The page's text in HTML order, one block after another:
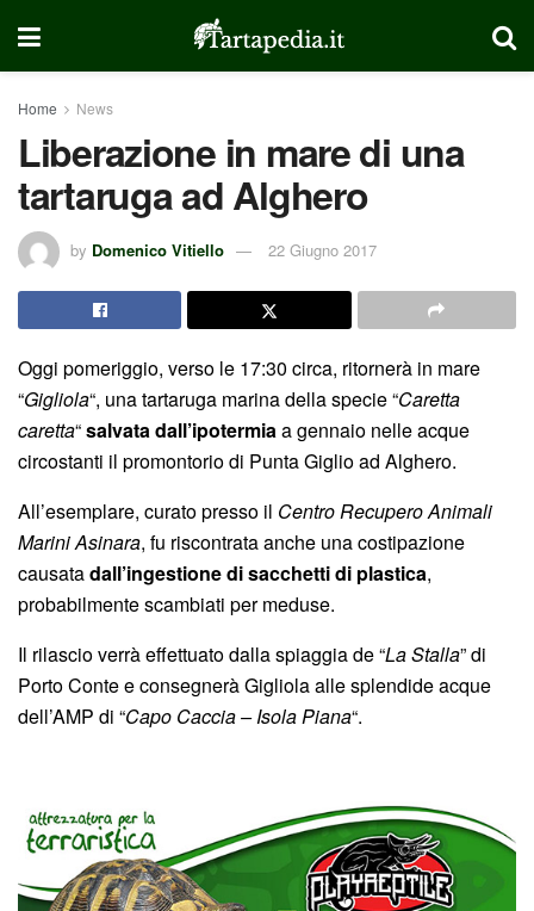
Home News
Liberazione in mare di una
tartaruga ad Alghero
by Domenico Vitiello 22 Giugno 2017
Oggi pomeriggio, verso le 17:30 circa, ritornerà in mare
“Gigliola“, una tartaruga marina della specie “Caretta
caretta“salvata dall’ipotermiaa gennaio nelle acque
circostanti il promontorio di Punta Giglio ad Alghero.
All’esemplare, curato presso il Centro Recupero Animali
Marini Asinara, fu riscontrata anche una costipazione
causatadall’ingestione di sacchetti di plastica,
probabilmente scambiati per meduse.
Il rilascio verrà effettuato dalla spiaggia de “La Stalla” di
Porto Conte e consegnerà Gigliola alle splendide acque
dell’AMP di “Capo Caccia – Isola Piana“.